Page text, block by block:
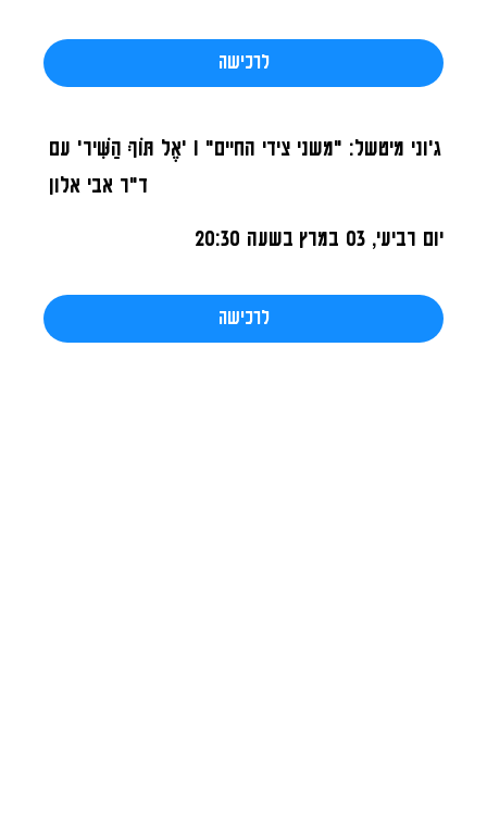
לרכישה
ג'וני מיטשל: "משני צידי החיים" I 'אֶל תּוֹךְ הַשִּׁיר' עם
ד"ר אבי אלון
יום רביעי, 03 במרץ בשעה 20:30
לרכישה